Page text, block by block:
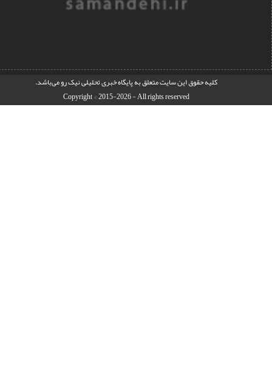
کليه حقوق اين سايت متعلق بهپایگاه خبری تحلیلی نیک رومی‌باشد.
Copyright © 2015-2026 - All rights reserved